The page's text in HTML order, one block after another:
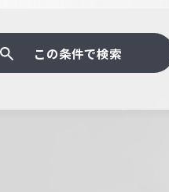
この条件で検索